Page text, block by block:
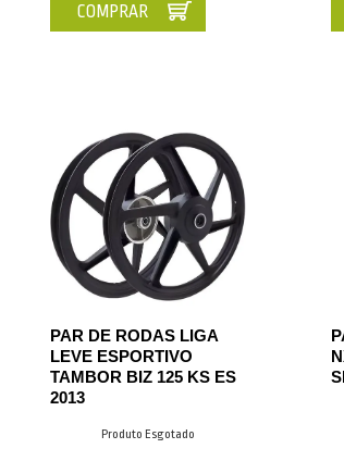
COMPRAR
PAR DE RODAS LIGA
LEVE ESPORTIVO
TAMBOR BIZ 125 KS ES
2013
Produto Esgotado